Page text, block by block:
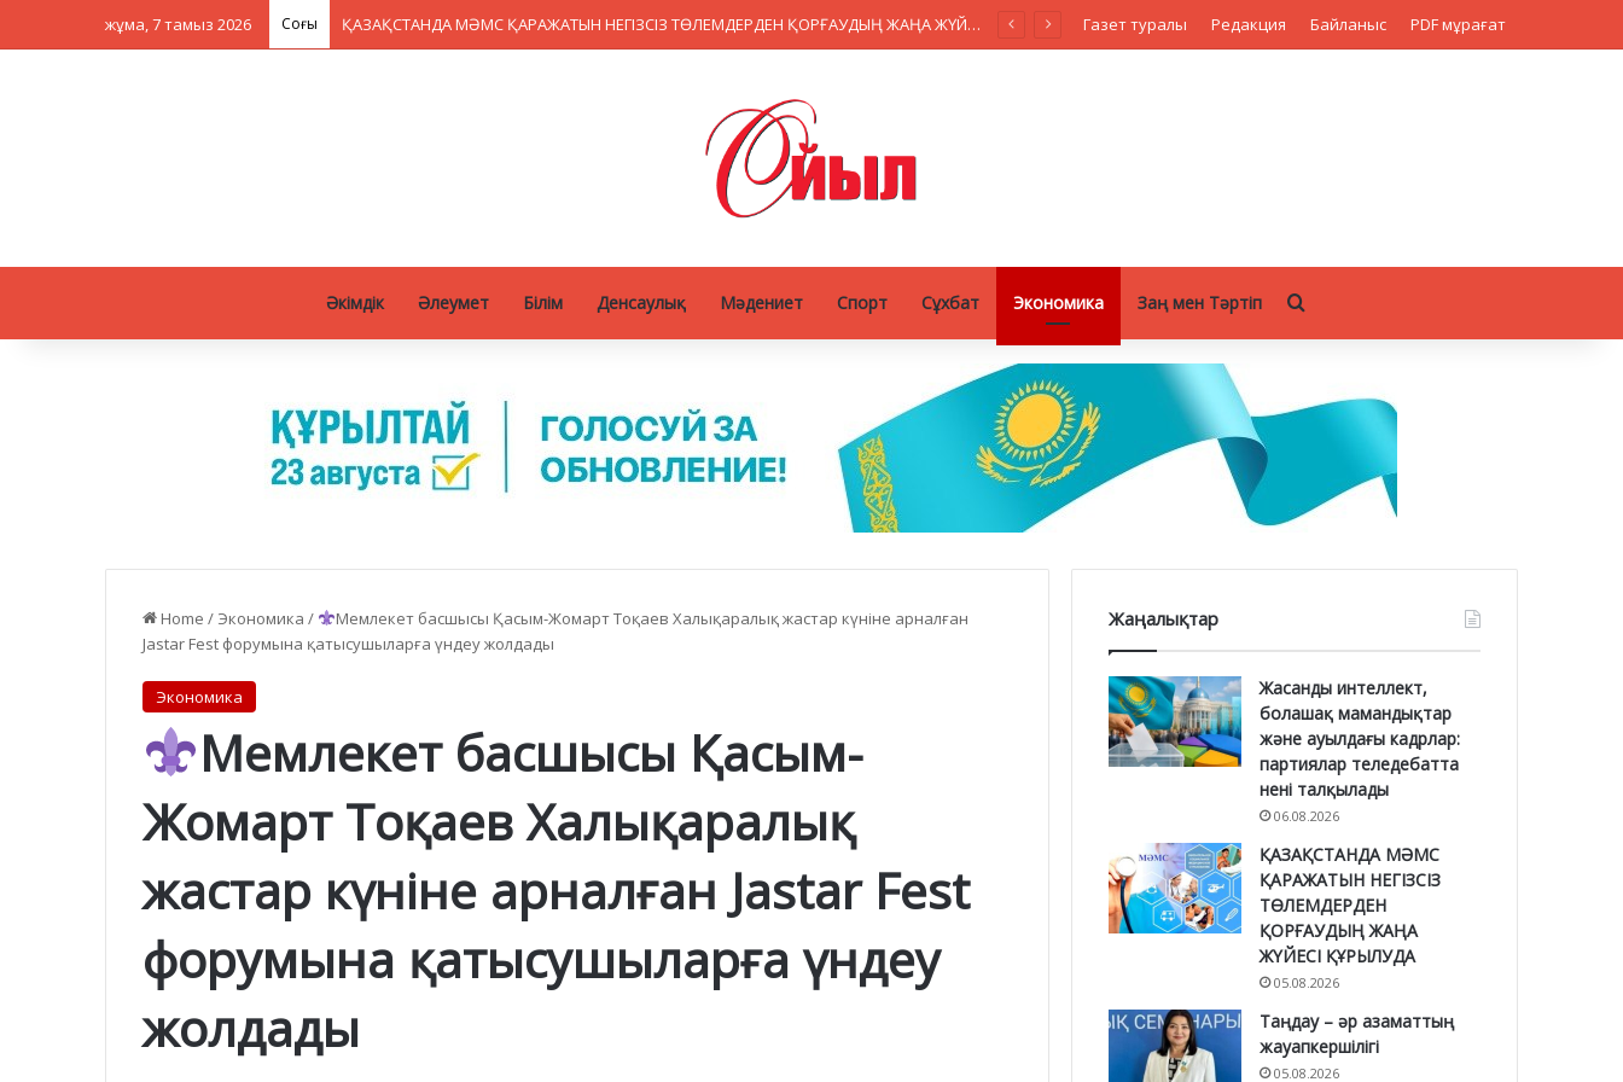
жұма, 7 тамыз 2026 Соңғы ҚАЗАҚСТАНДА МӘМС ҚАРАЖАТЫН НЕГІЗСІЗ ТӨЛЕМДЕРДЕН ҚОРҒАУДЫҢ ЖАҢА ЖҮЙЕСІ ҚҰРЫЛУДА Газет туралы Редакция Байланыс PDF мұрағат
Әкімдік Әлеумет Білім Денсаулық Мәдениет Спорт Сұхбат Экономика Заң мен Тәртіп
Home / Экономика /
Мемлекет басшысы Қасым-Жомарт Тоқаев Халықаралық жастар күніне арналған
Jastar Fest форумына қатысушыларға үндеу жолдады
Экономика
Мемлекет басшысы Қасым-
Жомарт Тоқаев Халықаралық
жастар күніне арналған Jastar Fest
форумына қатысушыларға үндеу
жолдады
Жаңалықтар
Жасанды интеллект,
болашақ мамандықтар
және ауылдағы кадрлар:
партиялар теледебатта
нені талқылады
06.08.2026
ҚАЗАҚСТАНДА МӘМС
ҚАРАЖАТЫН НЕГІЗСІЗ
ТӨЛЕМДЕРДЕН
ҚОРҒАУДЫҢ ЖАҢА
ЖҮЙЕСІ ҚҰРЫЛУДА
05.08.2026
Таңдау – әр азаматтың
жауапкершілігі
05.08.2026